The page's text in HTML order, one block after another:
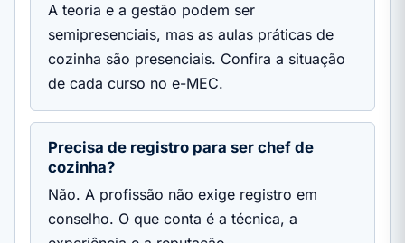
A teoria e a gestão podem ser
semipresenciais, mas as aulas práticas de
cozinha são presenciais. Confira a situação
de cada curso no e-MEC.
Precisa de registro para ser chef de
cozinha?
Não. A profissão não exige registro em
conselho. O que conta é a técnica, a